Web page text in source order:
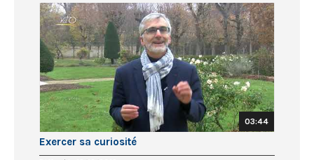
03:44
Exercer sa curiosité